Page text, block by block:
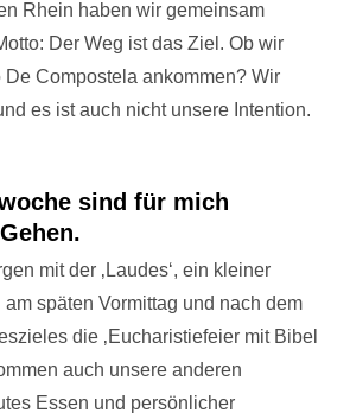
Rhein haben wir gemeinsam
Der Weg ist das Ziel. Ob wir
Compostela ankommen? Wir
es ist auch nicht unsere Intention.
sind für mich
mit der ‚Laudes‘, ein kleiner
am späten Vormittag und nach dem
die ‚Eucharistiefeier mit Bibel
auch unsere anderen
Essen und persönlicher